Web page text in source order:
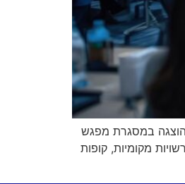
החברות באשכול. התוכנית הוצגה במסגרת מפגש
מקומיות, קופות